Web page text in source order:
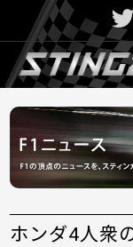
ホンダ4人衆